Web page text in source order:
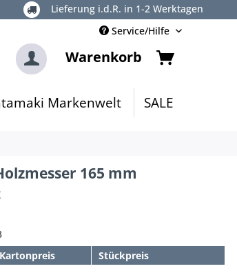
Lieferung i.d.R. in 1-2 Werktagen
Service/Hilfe
Warenkorb
Markenwelt SALE
165 mm
Kartonpreis
Stückpreis